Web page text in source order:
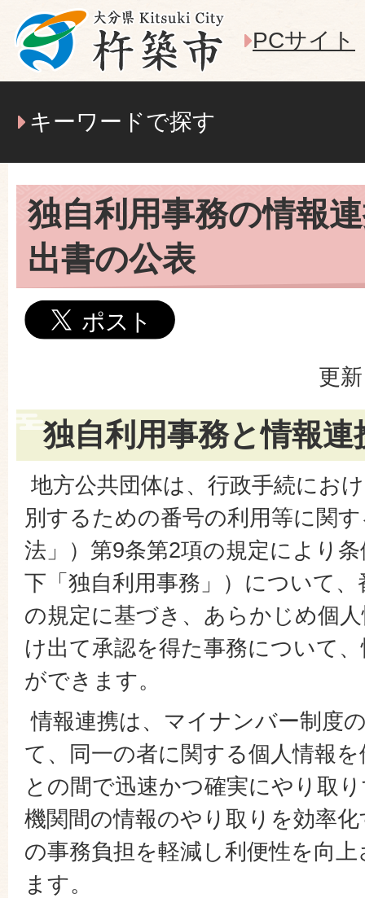
PCサイト
キーワードで探す
独自利用事務の情報
出書の公表
更
独自利用事務と情報連
地方公共団体は、行政手続にお
別するための番号の利用等に関
法」）第9条第2項の規定により
下「独自利用事務」）について
の規定に基づき、あらかじめ個
け出て承認を得た事務について
ができます。
情報連携は、マイナンバー制度
て、同一の者に関する個人情報
との間で迅速かつ確実にやり取
機関間の情報のやり取りを効率
の事務負担を軽減し利便性を向
ます。